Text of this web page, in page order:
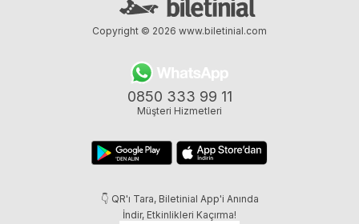
0850 333 99 11
Müşteri Hizmetleri
👇 QR'ı Tara, Biletinial App'i Anında
İndir, Etkinlikleri Kaçırma!
Copyright © 2026 www.biletinial.com